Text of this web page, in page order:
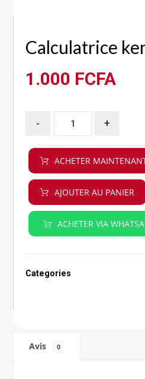
Calculatrice
1.000 FCFA
- +
ACHETER
AJOUTER AU PANIER
ACHETER VIA
Categories
Avis 0